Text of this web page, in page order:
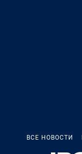
ВСЕ НОВОСТИ